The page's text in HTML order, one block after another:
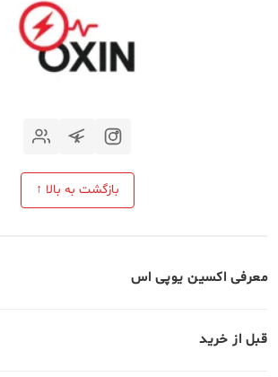
معرفی اکسین یوپی اس
مقالات تخصصی
قبل از خرید
بازگشت به بالا ↑